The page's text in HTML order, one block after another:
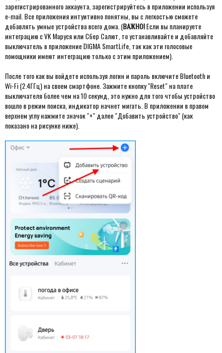
зарегистрированного аккаунта, зарегистрируйтесь в приложении используя
e-mail. Все приложения интуитивно понятны, вы с легкостью сможете
добавлять умные устройства всего дома. (ВАЖНО!Если вы планируете
интеграцию с VK Маруся или Сбер Салют, то устанавливайте и добавляйте
выключатель в приложение DIGMA SmartLife, так как эти голосовые
помощники имеют интеграцию только с этим приложением).
После того как вы войдете используя логин и пароль включите Bluetooth и
Wi-Fi (2.4ГГц) на своем смартфоне. Зажмите кнопку "Reset" на плате
выключателя более чем на 10 секунд, это нужно для того чтобы устройство
вошло в режим поиска, индикатор начнет мигать. В приложении в правом
верхнем углу нажмите значок "+" далее "Добавить устройство" (как
показано на рисунке ниже).